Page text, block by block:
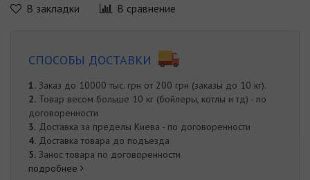
В закладки В сравнение
СПОСОБЫ ДОСТАВКИ
1. Заказ до 10000 тыс. грн от 200 грн (заказы до 10 кг).
2. Товар весом больше 10 кг (бойлеры, котлы и тд) - по
договоренности
3. Доставка за пределы Киева - по договоренности
4. Доставка товара до подъезда
5. Занос товара по договоренности
подробнее